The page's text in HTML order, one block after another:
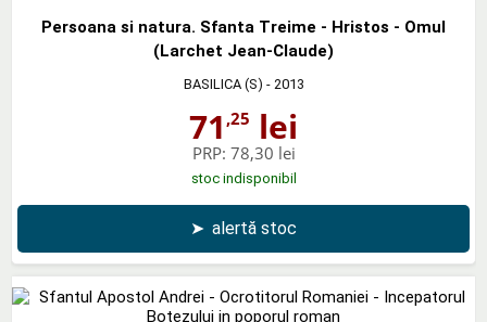
Persoana si natura. Sfanta Treime - Hristos - Omul
(Larchet Jean-Claude)
BASILICA (S) - 2013
71 ,25 lei
PRP: 78,30 lei
stoc indisponibil
➤ alertă stoc